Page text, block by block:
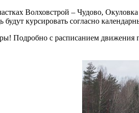
Волховстрой – Чудово,
будут курсировать согласно
Подробно с расписанием движения